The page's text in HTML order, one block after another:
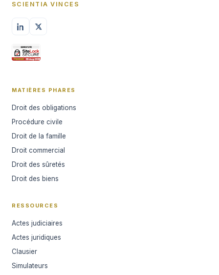
SCIENTIA VINCES
MATIÈRES PHARES
Droit des obligations
Procédure civile
Droit de la famille
Droit commercial
Droit des sûretés
Droit des biens
RESSOURCES
Actes judiciaires
Actes juridiques
Clausier
Simulateurs